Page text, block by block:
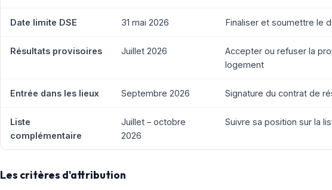
Date limite DSE 31 mai 2026 Finaliser et soumettre le
Résultats provisoires Juillet 2026
Accepter ou refuser la
logement
Entrée dans les lieux Septembre 2026 Signature du contrat de
Liste
complémentaire
Juillet – octobre
2026
Suivre sa position sur la
Les critères d'attribution